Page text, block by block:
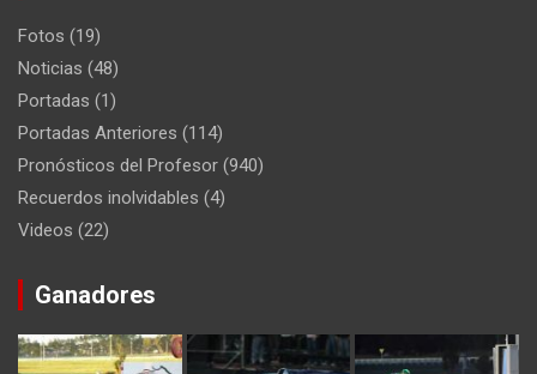
Fotos (19)
Noticias (48)
Portadas (1)
Portadas Anteriores (114)
Pronósticos del Profesor (940)
Recuerdos inolvidables (4)
Videos (22)
Ganadores